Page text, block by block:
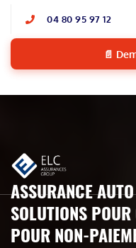
04 80 95 97 12
📄
ASSURANCE
SOLUTIONS
POUR NON-